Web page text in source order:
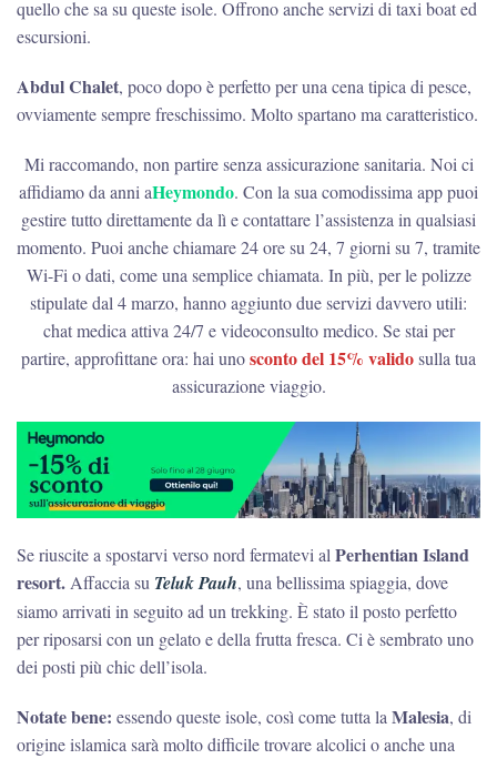
quello che sa su queste isole. Offrono anche servizi di taxi boat ed
escursioni.
Abdul Chalet, poco dopo è perfetto per una cena tipica di pesce,
ovviamente sempre freschissimo. Molto spartano ma caratteristico.
Mi raccomando, non partire senza assicurazione sanitaria. Noi ci
affidiamo da anni aHeymondo. Con la sua comodissima app puoi
gestire tutto direttamente da lì e contattare l’assistenza in qualsiasi
momento. Puoi anche chiamare 24 ore su 24, 7 giorni su 7, tramite
Wi-Fi o dati, come una semplice chiamata. In più, per le polizze
stipulate dal 4 marzo, hanno aggiunto due servizi davvero utili:
chat medica attiva 24/7 e videoconsulto medico. Se stai per
partire, approfittane ora: hai unosconto del 15% validosulla tua
assicurazione viaggio.
Se riuscite a spostarvi verso nord fermatevi alPerhentian Island
resort.Affaccia su Teluk Pauh, una bellissima spiaggia, dove
siamo arrivati in seguito ad un trekking. È stato il posto perfetto
per riposarsi con un gelato e della frutta fresca. Ci è sembrato uno
dei posti più chic dell’isola.
Notate bene: essendo queste isole, così come tutta laMalesia, di
origine islamica sarà molto difficile trovare alcolici o anche una